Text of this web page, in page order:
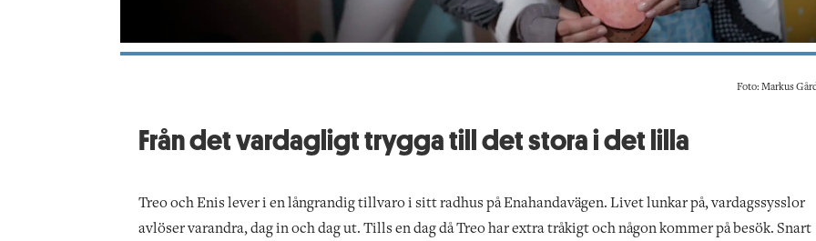
Foto: Markus
Från det vardagligt trygga till det stora i det lilla
Treo och Enis lever i en långrandig tillvaro i sitt radhus på Enahandavägen. Livet lunkar på, vardagssysslor
avlöser varandra, dag in och dag ut. Tills en dag då Treo har extra tråkigt och någon kommer på besök. Snart